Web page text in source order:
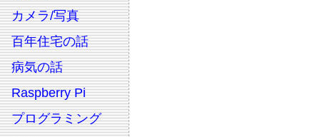
カメラ/写真
百年住宅の話
病気の話
Raspberry Pi
プログラミング